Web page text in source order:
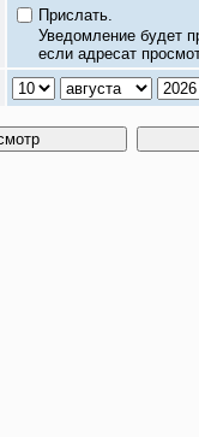
Прислать.
Уведомление будет
если адресат